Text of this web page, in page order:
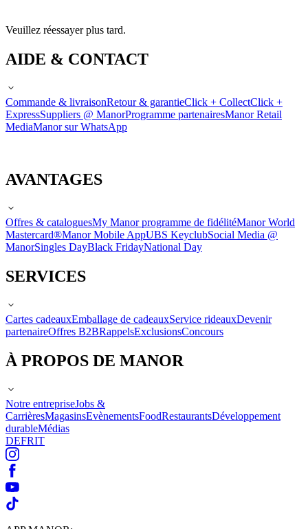
Veuillez réessayer plus tard.
AIDE & CONTACT
Commande & livraisonRetour & garantieClick + CollectClick +
ExpressSuppliers @ ManorProgramme partenairesManor Retail
MediaManor sur WhatsApp
AVANTAGES
Offres & cataloguesMy Manor programme de fidélitéManor World
Mastercard®Manor Mobile AppUBS KeyclubSocial Media @
ManorSingles DayBlack FridayNational Day
SERVICES
Cartes cadeauxEmballage de cadeauxService rideauxDevenir
partenaireOffres B2BRappelsExclusionsConcours
À PROPOS DE MANOR
Notre entrepriseJobs &
CarrièresMagasinsEvènementsFoodRestaurantsDéveloppement
durableMédias
DEFRIT